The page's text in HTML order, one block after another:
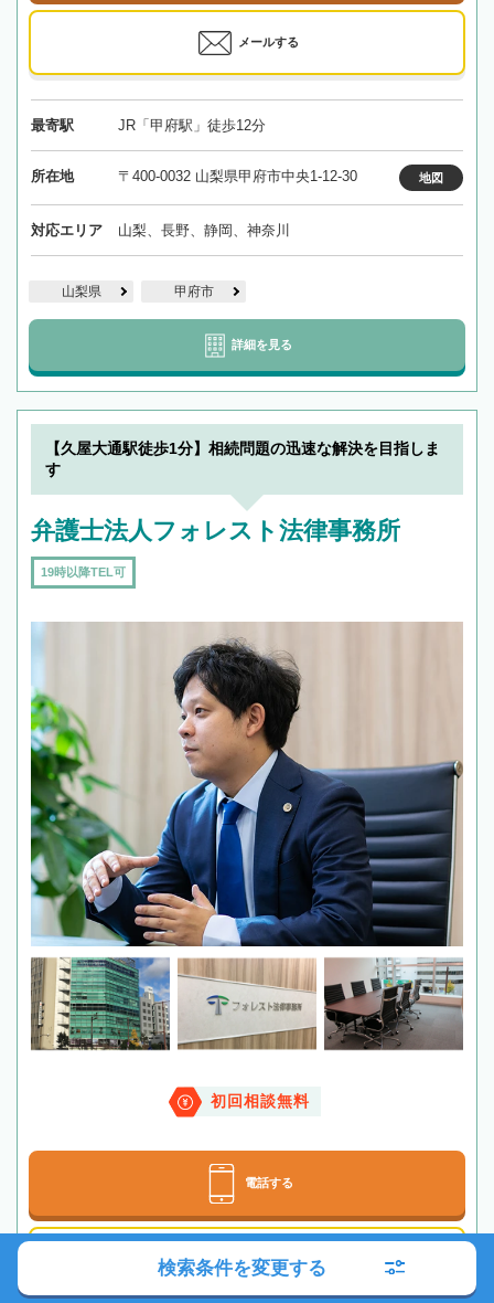
メールする
最寄駅 JR「甲府駅」徒歩12分
所在地 〒400-0032 山梨県甲府市中央1-12-30 地図
対応エリア 山梨、長野、静岡、神奈川
山梨県 甲府市
詳細を見る
【久屋大通駅徒歩1分】相続問題の迅速な解決を目指しま
す
弁護士法人フォレスト法律事務所
19時以降TEL可
初回相談無料
電話する
メールする
検索条件を変更する